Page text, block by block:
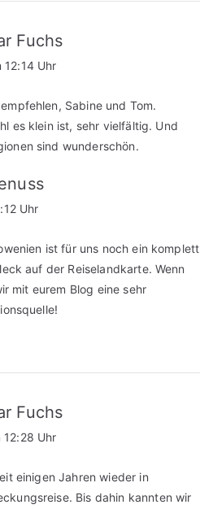
Fuchs
12:14 Uhr
Sabine und Tom.
es klein ist, sehr vielfältig. Und
sind wunderschön.
Uhr
ist für uns noch ein komplett
auf der Reiselandkarte. Wenn
mit eurem Blog eine sehr
Fuchs
12:28 Uhr
einigen Jahren wieder in
Bis dahin kannten wir